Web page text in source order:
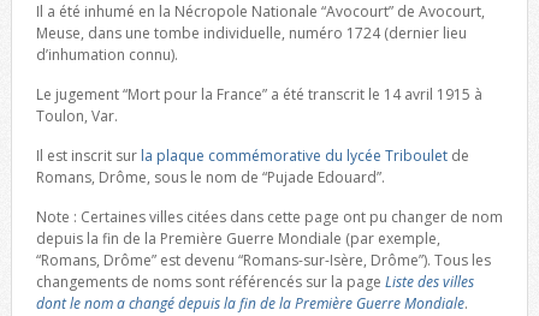
Il a été inhumé en la Nécropole Nationale “Avocourt” de Avocourt,
Meuse, dans une tombe individuelle, numéro 1724 (dernier lieu
d’inhumation connu).
Le jugement “Mort pour la France” a été transcrit le 14 avril 1915 à
Toulon, Var.
Il est inscrit sur la plaque commémorative du lycée Tribouletde
Romans, Drôme, sous le nom de “Pujade Edouard”.
Note : Certaines villes citées dans cette page ont pu changer de nom
depuis la fin de la Première Guerre Mondiale (par exemple,
“Romans, Drôme” est devenu “Romans-sur-Isère, Drôme”). Tous les
changements de noms sont référencés sur la page Liste des villes
dont le nom a changé depuis la fin de la Première Guerre Mondiale.